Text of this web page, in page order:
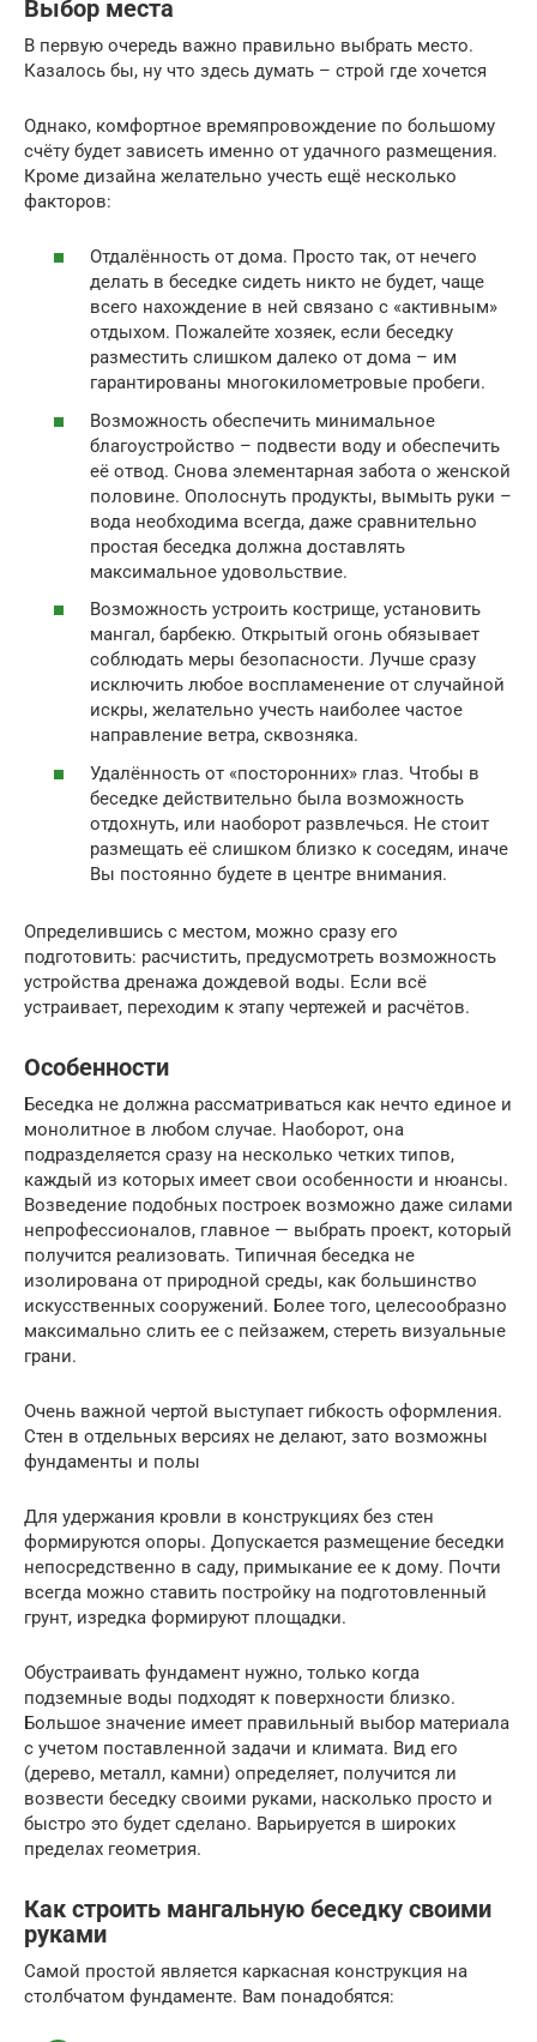
Выбор места
В первую очередь важно правильно выбрать место.
Казалось бы, ну что здесь думать – строй где хочется
Однако, комфортное времяпровождение по большому
счёту будет зависеть именно от удачного размещения.
Кроме дизайна желательно учесть ещё несколько
факторов:
Отдалённость от дома. Просто так, от нечего
делать в беседке сидеть никто не будет, чаще
всего нахождение в ней связано с «активным»
отдыхом. Пожалейте хозяек, если беседку
разместить слишком далеко от дома – им
гарантированы многокилометровые пробеги.
Возможность обеспечить минимальное
благоустройство – подвести воду и обеспечить
её отвод. Снова элементарная забота о женской
половине. Ополоснуть продукты, вымыть руки –
вода необходима всегда, даже сравнительно
простая беседка должна доставлять
максимальное удовольствие.
Возможность устроить кострище, установить
мангал, барбекю. Открытый огонь обязывает
соблюдать меры безопасности. Лучше сразу
исключить любое воспламенение от случайной
искры, желательно учесть наиболее частое
направление ветра, сквозняка.
Удалённость от «посторонних» глаз. Чтобы в
беседке действительно была возможность
отдохнуть, или наоборот развлечься. Не стоит
размещать её слишком близко к соседям, иначе
Вы постоянно будете в центре внимания.
Определившись с местом, можно сразу его
подготовить: расчистить, предусмотреть возможность
устройства дренажа дождевой воды. Если всё
устраивает, переходим к этапу чертежей и расчётов.
Особенности
Беседка не должна рассматриваться как нечто единое и
монолитное в любом случае. Наоборот, она
подразделяется сразу на несколько четких типов,
каждый из которых имеет свои особенности и нюансы.
Возведение подобных построек возможно даже силами
непрофессионалов, главное — выбрать проект, который
получится реализовать. Типичная беседка не
изолирована от природной среды, как большинство
искусственных сооружений. Более того, целесообразно
максимально слить ее с пейзажем, стереть визуальные
грани.
Очень важной чертой выступает гибкость оформления.
Стен в отдельных версиях не делают, зато возможны
фундаменты и полы
Для удержания кровли в конструкциях без стен
формируются опоры. Допускается размещение беседки
непосредственно в саду, примыкание ее к дому. Почти
всегда можно ставить постройку на подготовленный
грунт, изредка формируют площадки.
Обустраивать фундамент нужно, только когда
подземные воды подходят к поверхности близко.
Большое значение имеет правильный выбор материала
с учетом поставленной задачи и климата. Вид его
(дерево, металл, камни) определяет, получится ли
возвести беседку своими руками, насколько просто и
быстро это будет сделано. Варьируется в широких
пределах геометрия.
Как строить мангальную беседку своими
руками
Самой простой является каркасная конструкция на
столбчатом фундаменте. Вам понадобятся: